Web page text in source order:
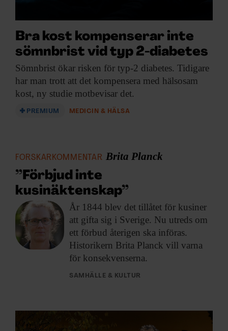
Bra kost kompenserar inte
sömnbrist vid typ 2-diabetes
Sömnbrist ökar risken för typ-2 diabetes. Tidigare
har man trott att det kompensera med hälsosam
kost, ny studie motbevisar det.
PREMIUM MEDICIN & HÄLSA
FORSKARKOMMENTAR Brita Planck
”Förbjud inte
kusinäktenskap”
År 1844 blev det tillåtet för kusiner
att gifta sig i Sverige. Nu utreds om
ett förbud återigen ska införas.
Historikern Brita Planck vill varna
för konsekvenserna.
SAMHÄLLE & KULTUR